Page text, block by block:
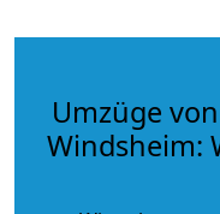
Umzüge
Windsheim: